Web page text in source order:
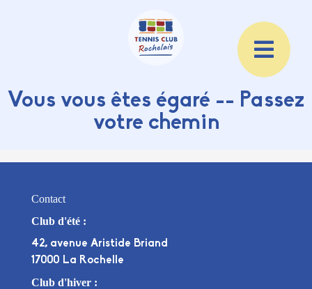
Vous vous êtes égaré -- Passez
votre chemin
Contact
Club d'été :
42, avenue Aristide Briand
17000 La Rochelle
Club d'hiver :